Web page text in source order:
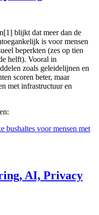
blijkt dat meer dan de
is voor mensen
beperkten (zes op tien
helft). Vooral in
zoals geleidelijnen en
scoren beter, maar
met infrastructuur en
bushaltes voor mensen met
AI, Privacy